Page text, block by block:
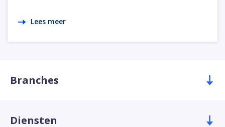
Lees meer
Branches
Diensten